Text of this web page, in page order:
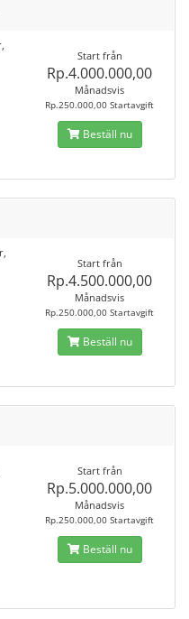
Start från
Rp.4.000.000,00
Månadsvis
Rp.250.000,00 Startavgift
Beställ nu
Start från
Rp.4.500.000,00
Månadsvis
Rp.250.000,00 Startavgift
Beställ nu
Start från
Rp.5.000.000,00
Månadsvis
Rp.250.000,00 Startavgift
Beställ nu